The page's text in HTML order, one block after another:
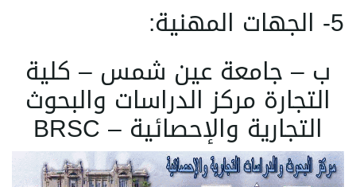
5- الجهات المهنية:
ب – جامعة عين شمس – كلية
التجارة مركز الدراسات والبحوث
التجارية والإحصائية – BRSC